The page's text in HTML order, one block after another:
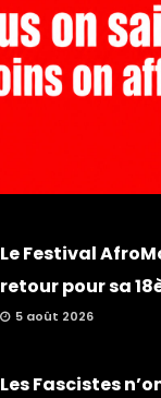
Le Festival
retour pour sa
5 août 2026
Les Fascistes